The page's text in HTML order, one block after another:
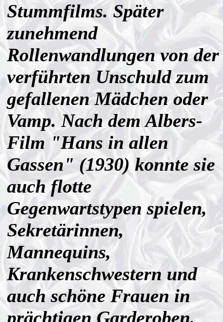
Stummfilms. Später
zunehmend
Rollenwandlungen von der
verführten Unschuld zum
gefallenen Mädchen oder
Vamp. Nach dem Albers-
Film "Hans in allen
Gassen" (1930) konnte sie
auch flotte
Gegenwartstypen spielen,
Sekretärinnen,
Mannequins,
Krankenschwestern und
auch schöne Frauen in
prächtigen Garderoben.